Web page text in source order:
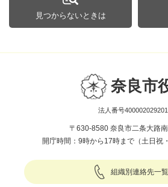
見つからないときは
奈良市
法人番号
〒630-8580 奈良市二条大路
開庁時間：9時から17時まで（土日祝
組織別連絡先一覧